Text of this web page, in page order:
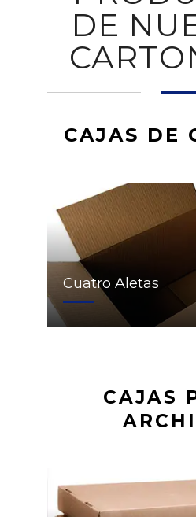
DE
CAJAS DE
Cuatro Aletas
CAJAS